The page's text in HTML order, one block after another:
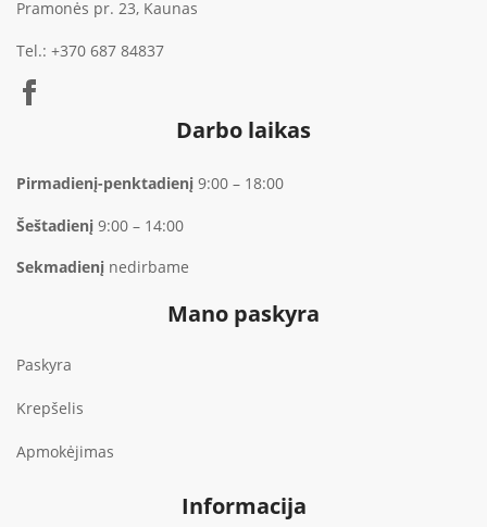
Pramonės pr. 23, Kaunas
Tel.: +370 687 84837
Darbo laikas
Pirmadienį-penktadienį 9:00 – 18:00
Šeštadienį 9:00 – 14:00
Sekmadienį nedirbame
Mano paskyra
Paskyra
Krepšelis
Apmokėjimas
Informacija